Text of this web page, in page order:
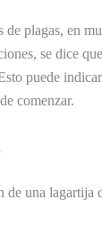
plagas, en
se dice
puede
comenzar.
una lagartija